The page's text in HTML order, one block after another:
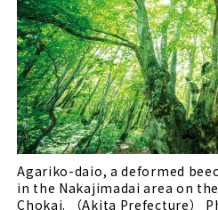
Agariko-daio, a deformed
in the Nakajimadai area on
Chokai. （Akita Prefecture）